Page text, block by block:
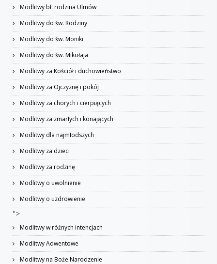
Modlitwy bł. rodzina Ulmów
Modlitwy do św. Rodziny
Modlitwy do św. Moniki
Modlitwy do św. Mikołaja
Modlitwy za Kościół i duchowieństwo
Modlitwy za Ojczyznę i pokój
Modlitwy za chorych i cierpiących
Modlitwy za zmarłych i konających
Modlitwy dla najmłodszych
Modlitwy za dzieci
Modlitwy za rodzinę
Modlitwy o uwolnienie
Modlitwy o uzdrowienie
">
Modlitwy w różnych intencjach
Modlitwy Adwentowe
Modlitwy na Boże Narodzenie